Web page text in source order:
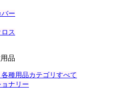
ー
ス
品
種用品カテゴリすべて
ナリー